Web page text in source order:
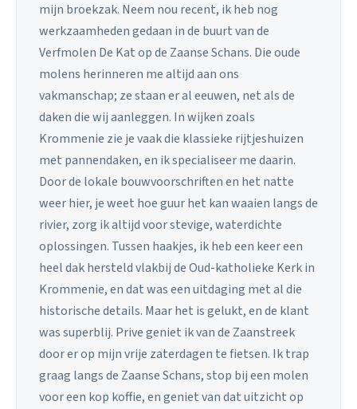
mijn broekzak. Neem nou recent, ik heb nog
werkzaamheden gedaan in de buurt van de
Verfmolen De Kat op de Zaanse Schans. Die oude
molens herinneren me altijd aan ons
vakmanschap; ze staan er al eeuwen, net als de
daken die wij aanleggen. In wijken zoals
Krommenie zie je vaak die klassieke rijtjeshuizen
met pannendaken, en ik specialiseer me daarin.
Door de lokale bouwvoorschriften en het natte
weer hier, je weet hoe guur het kan waaien langs de
rivier, zorg ik altijd voor stevige, waterdichte
oplossingen. Tussen haakjes, ik heb een keer een
heel dak hersteld vlakbij de Oud-katholieke Kerk in
Krommenie, en dat was een uitdaging met al die
historische details. Maar het is gelukt, en de klant
was superblij. Prive geniet ik van de Zaanstreek
door er op mijn vrije zaterdagen te fietsen. Ik trap
graag langs de Zaanse Schans, stop bij een molen
voor een kop koffie, en geniet van dat uitzicht op